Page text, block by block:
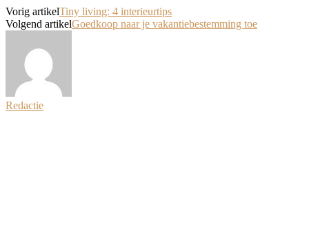
Vorig artikelTiny living: 4 interieurtips
Volgend artikelGoedkoop naar je vakantiebestemming toe
Redactie